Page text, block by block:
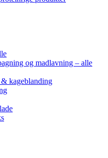
og madlavning – alle
kageblanding